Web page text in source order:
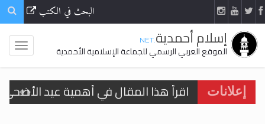
البحث في الكتب
إسلام أحمدية.NET
الموقع العربي الرسمي للجماعة الإسلامية الأحمدية
إعلانات
اقرأ هذا المقال في أهمية عيد